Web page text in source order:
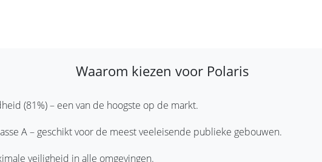
Waarom kiezen voor Polaris
(81%) – een van de hoogste op de markt.
A – geschikt voor de meest veeleisende publieke gebouwen.
veiligheid in alle omgevingen.